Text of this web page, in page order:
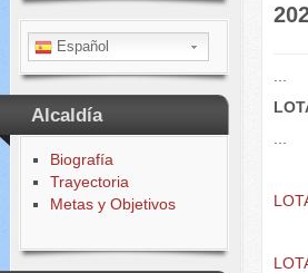
Español
Alcaldía
Biografía
Trayectoria
Metas y Objetivos